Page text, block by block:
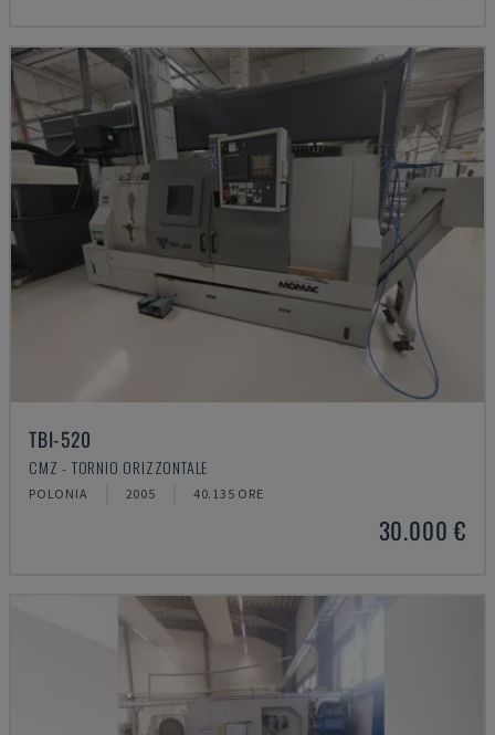
TBI-520
CMZ - TORNIO ORIZZONTALE
POLONIA 2005 40.135 ORE
30.000 €